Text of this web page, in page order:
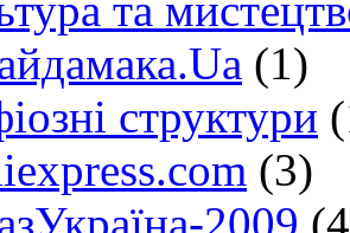
(1)
структури
(3)
2009